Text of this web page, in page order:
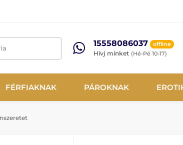
15558086037 offline
Hívj minket (Hé-Pé 10-17)
FÉRFIAKNAK PÁROKNAK